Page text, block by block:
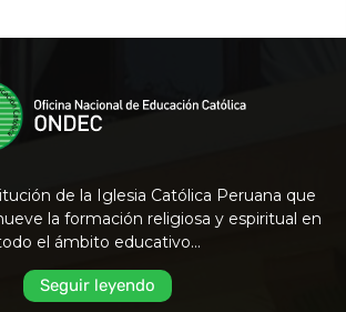
de la Iglesia Católica Peruana que
la formación religiosa y espiritual en
el ámbito educativo…
Seguir leyendo